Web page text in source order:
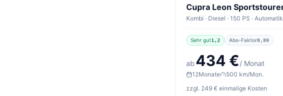
Sehr gut1,2 Abo-Faktor0,89
ab 434 €/ Monat
12Monate
500 km/Mon.
zzgl. 249 € einmalige Kosten